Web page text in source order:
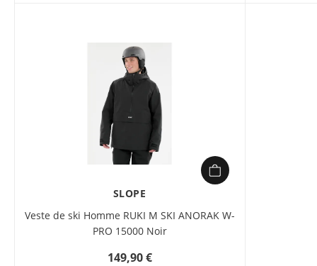
SLOPE
Veste de ski Homme RUKI M SKI ANORAK W-
PRO 15000 Noir
149,90 €